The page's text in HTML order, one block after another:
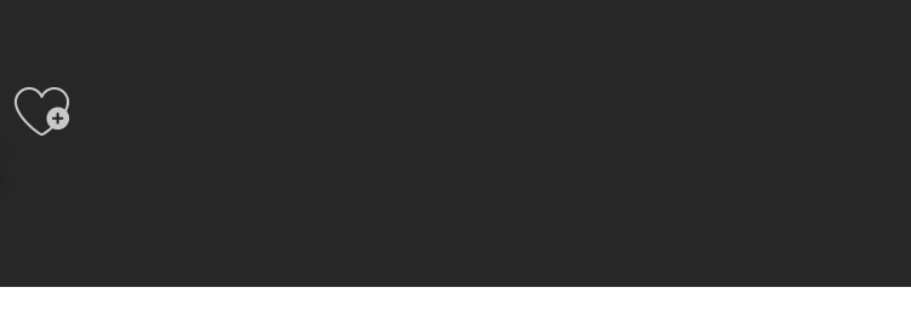
Ajouter aux favoris